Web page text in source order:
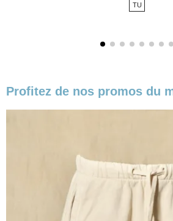
TU
Profitez de nos promos du